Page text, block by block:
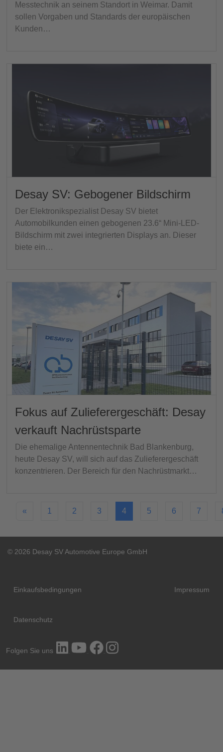
Messtechnik an seinem Standort in Weimar. Damit
sollen Vorgaben und Standards der europäischen
Kunden…
Desay SV: Gebogener Bildschirm
Der Elektronikspezialist Desay SV bietet
Automobilkunden einen gebogenen 23.6“ Mini-LED-
Bildschirm mit zwei integrierten Displays an. Dieser
biete ein…
Fokus auf Zulieferergeschäft: Desay
verkauft Nachrüstsparte
Die ehemalige Antennentechnik Bad Blankenburg,
heute Desay SV, will sich auf das Zulieferergeschäft
konzentrieren. Der Bereich für den Nachrüstmarkt…
« 1 2 3 4 5 6 7
© 2026 Desay SV Automotive Europe GmbH
Einkaufsbedingungen Impressum
Datenschutz
Folgen Sie uns